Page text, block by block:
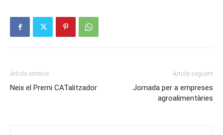
Article anterior
Neix el Premi CATalitzador
Article següent
Jornada per a empreses
agroalimentàries